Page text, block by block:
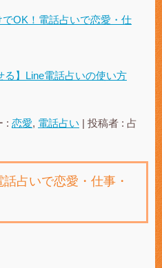
でOK！電話占いで恋愛・仕
る】Line電話占いの使い方
: 恋愛, 電話占い | 投稿者 : 占
占いで恋愛・仕事・